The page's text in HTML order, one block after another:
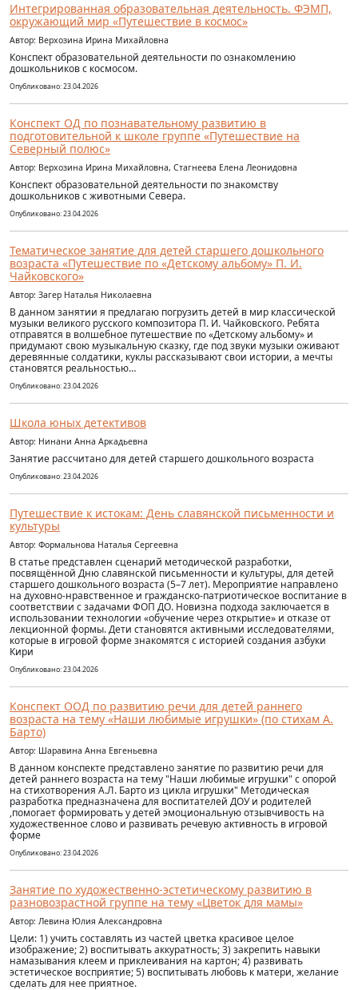
Интегрированная образовательная деятельность. ФЭМП,
окружающий мир «Путешествие в космос»
Автор: Верхозина Ирина Михайловна
Конспект образовательной деятельности по ознакомлению
дошкольников с космосом.
Опубликовано: 23.04.2026
Конспект ОД по познавательному развитию в
подготовительной к школе группе «Путешествие на
Северный полюс»
Автор: Верхозина Ирина Михайловна, Стагнеева Елена Леонидовна
Конспект образовательной деятельности по знакомству
дошкольников с животными Севера.
Опубликовано: 23.04.2026
Тематическое занятие для детей старшего дошкольного
возраста «Путешествие по «Детскому альбому» П. И.
Чайковского»
Автор: Загер Наталья Николаевна
В данном занятии я предлагаю погрузить детей в мир классической
музыки великого русского композитора П. И. Чайковского. Ребята
отправятся в волшебное путешествие по «Детскому альбому» и
придумают свою музыкальную сказку, где под звуки музыки оживают
деревянные солдатики, куклы рассказывают свои истории, а мечты
становятся реальностью…
Опубликовано: 23.04.2026
Школа юных детективов
Автор: Нинани Анна Аркадьевна
Занятие рассчитано для детей старшего дошкольного возраста
Опубликовано: 23.04.2026
Путешествие к истокам: День славянской письменности и
культуры
Автор: Формальнова Наталья Сергеевна
В статье представлен сценарий методической разработки,
посвящённой Дню славянской письменности и культуры, для детей
старшего дошкольного возраста (5–7 лет). Мероприятие направлено
на духовно-нравственное и гражданско-патриотическое воспитание в
соответствии с задачами ФОП ДО. Новизна подхода заключается в
использовании технологии «обучение через открытие» и отказе от
лекционной формы. Дети становятся активными исследователями,
которые в игровой форме знакомятся с историей создания азбуки
Кири
Опубликовано: 23.04.2026
Конспект ООД по развитию речи для детей раннего
возраста на тему «Наши любимые игрушки» (по стихам А.
Барто)
Автор: Шаравина Анна Евгеньевна
В данном конспекте представлено занятие по развитию речи для
детей раннего возраста на тему "Наши любимые игрушки" с опорой
на стихотворения А.Л. Барто из цикла игрушки" Методическая
разработка предназначена для воспитателей ДОУ и родителей
,помогает формировать у детей эмоциональную отзывчивость на
художественное слово и развивать речевую активность в игровой
форме
Опубликовано: 23.04.2026
Занятие по художественно-эстетическому развитию в
разновозрастной группе на тему «Цветок для мамы»
Автор: Левина Юлия Александровна
Цели: 1) учить составлять из частей цветка красивое целое
изображение; 2) воспитывать аккуратность; 3) закрепить навыки
намазывания клеем и приклеивания на картон; 4) развивать
эстетическое восприятие; 5) воспитывать любовь к матери, желание
сделать для нее приятное.